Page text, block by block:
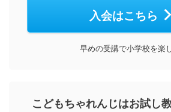
入会はこちら
早めの受講で小学校を楽
こどもちゃれんじはお試し